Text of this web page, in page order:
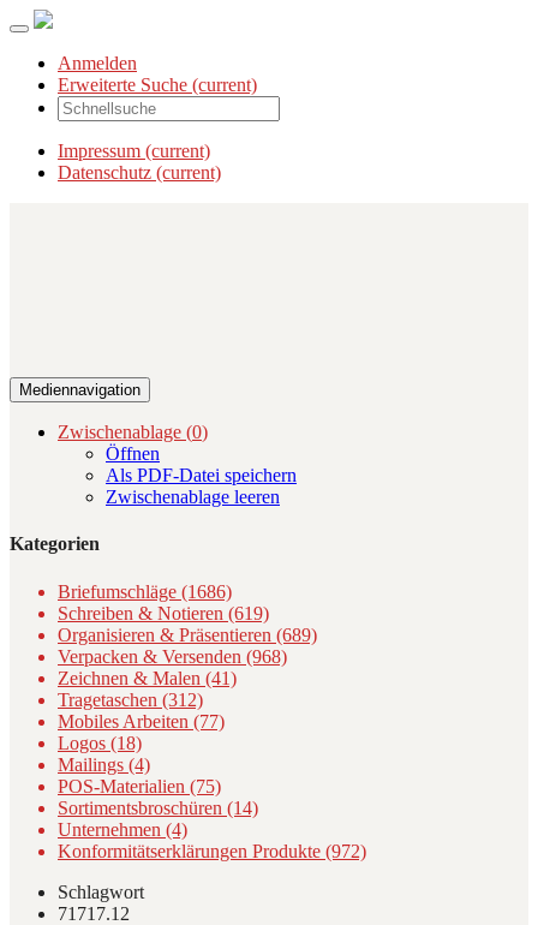
Anmelden
Erweiterte Suche (current)
Impressum (current)
Datenschutz (current)
Mediennavigation
Zwischenablage (0)
Öffnen
Als PDF-Datei speichern
Zwischenablage leeren
Kategorien
Briefumschläge (1686)
Schreiben & Notieren (619)
Organisieren & Präsentieren (689)
Verpacken & Versenden (968)
Zeichnen & Malen (41)
Tragetaschen (312)
Mobiles Arbeiten (77)
Logos (18)
Mailings (4)
POS-Materialien (75)
Sortimentsbroschüren (14)
Unternehmen (4)
Konformitätserklärungen Produkte (972)
Schlagwort
71717.12